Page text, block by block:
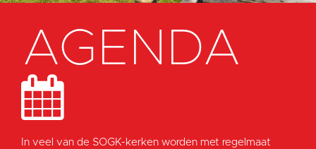
AGENDA
In veel van de SOGK-kerken worden met regelmaat